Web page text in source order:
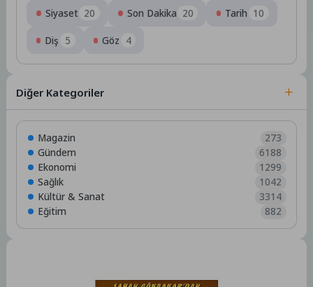
Siyaset 20 Son Dakika 20 Tarih 10
Diş 5 Göz 4
Diğer Kategoriler
Magazin
273
Gündem
6188
Ekonomi
1299
Sağlık
1042
Kültür & Sanat
3314
Eğitim
882